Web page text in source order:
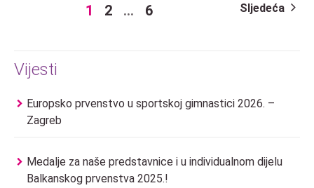
1 2 … 6 Sljedeća
Vijesti
Europsko prvenstvo u sportskoj gimnastici 2026. –
Zagreb
Medalje za naše predstavnice i u individualnom dijelu
Balkanskog prvenstva 2025.!